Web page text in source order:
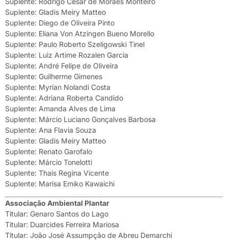
Suplente: Gladis Meiry Matteo
Suplente: Diego de Oliveira Pinto
Suplente: Eliana Von Atzingen Bueno Morello
Suplente: Paulo Roberto Szeligowski Tinel
Suplente: Luiz Artime Rozalen Garcia
Suplente: André Felipe de Oliveira
Suplente: Guilherme Gimenes
Suplente: Myrian Nolandi Costa
Suplente: Adriana Roberta Candido
Suplente: Amanda Alves de Lima
Suplente: Márcio Luciano Gonçalves Barbosa
Suplente: Ana Flavia Souza
Suplente: Gladis Meiry Matteo
Suplente: Renato Garofalo
Suplente: Márcio Tonelotti
Suplente: Thais Regina Vicente
Suplente: Marisa Emiko Kawaichi
Associação Ambiental Plantar
Titular: Genaro Santos do Lago
Titular: Duarcides Ferreira Mariosa
Titular: João José Assumpção de Abreu Demarchi